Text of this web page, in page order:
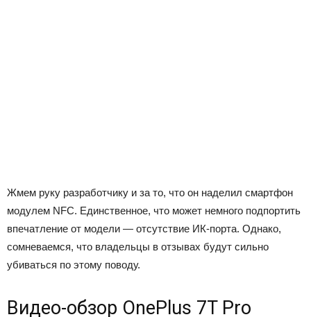
Жмем руку разработчику и за то, что он наделил смартфон
модулем NFC. Единственное, что может немного подпортить
впечатление от модели — отсутствие ИК-порта. Однако,
сомневаемся, что владельцы в отзывах будут сильно
убиваться по этому поводу.
Видео-обзор OnePlus 7T Pro